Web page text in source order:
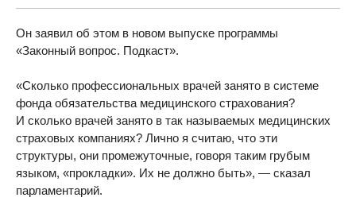
Он заявил об этом в новом выпуске программы
«Законный вопрос. Подкаст».
«Сколько профессиональных врачей занято в системе
фонда обязательства медицинского страхования?
И сколько врачей занято в так называемых медицинских
страховых компаниях? Лично я считаю, что эти
структуры, они промежуточные, говоря таким грубым
языком, «прокладки». Их не должно быть», — сказал
парламентарий.